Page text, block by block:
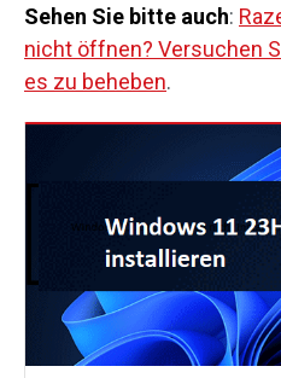
Sehen Sie bitte auch:
nicht öffnen? Versuchen
es zu beheben.